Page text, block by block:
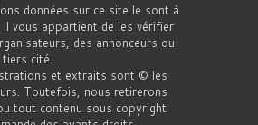
données sur ce site le sont à
vous appartient de les vérifier
des annonceurs ou
cité.
et extraits sont © les
Toutefois, nous retirerons
tout contenu sous copyright